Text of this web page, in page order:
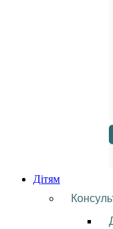
Дітям